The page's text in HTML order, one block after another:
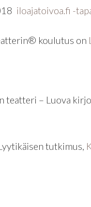
iloajatoivoa.fi -
koulutus on
teatteri – Luova
tutkimus,